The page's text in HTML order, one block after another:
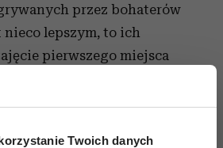
Twoich danych
przez bohaterów
lepszym, to ich
pierwszego miejsca
wyścigu szczurów.
z kancelarii prosta droga